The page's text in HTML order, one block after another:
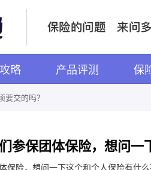
略 产品评测 保
要交的吗？
参保团体保险，想问
保险，想问一下这个和个人保险有什